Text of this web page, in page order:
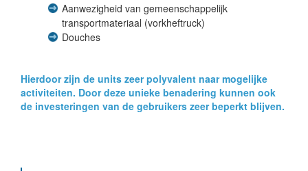
Aanwezigheid van gemeenschappelijk
transportmateriaal (vorkheftruck)
Douches
Hierdoor zijn de units zeer polyvalent naar mogelijke
activiteiten. Door deze unieke benadering kunnen ook
de investeringen van de gebruikers zeer beperkt blijven.